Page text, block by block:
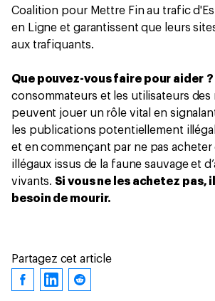
Coalition pour Mettre Fin au trafic
en Ligne et garantissent que leurs
aux trafiquants.
Que pouvez-vous faire pour aider ?
consommateurs et les utilisateurs des
peuvent jouer un rôle vital en
les publications potentiellement
et en commençant par ne pas
illégaux issus de la faune sauvage et
vivants. Si vous ne les achetez pas,
besoin de mourir.
Partagez cet article